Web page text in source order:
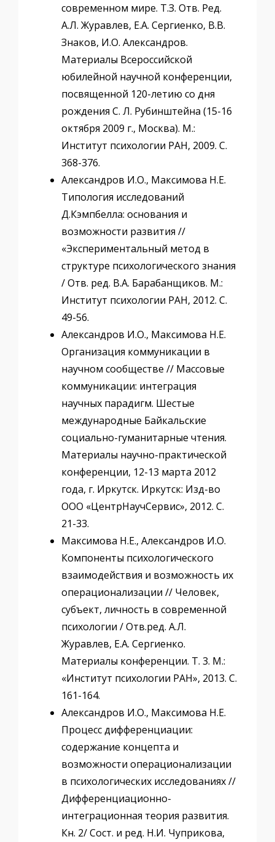
современном мире. Т.З. Отв. Ред.
А.Л. Журавлев, Е.А. Сергиенко, В.В.
Знаков, И.О. Александров.
Материалы Всероссийской
юбилейной научной конференции,
посвященной 120-летию со дня
рождения С. Л. Рубинштейна (15-16
октября 2009 г., Москва). М.:
Институт психологии РАН, 2009. С.
368-376.
Александров И.О., Максимова Н.Е.
Типология исследований
Д.Кэмпбелла: основания и
возможности развития //
«Экспериментальный метод в
структуре психологического знания
/ Отв. ред. В.А. Барабанщиков. М.:
Институт психологии РАН, 2012. С.
49-56.
Александров И.О., Максимова Н.Е.
Организация коммуникации в
научном сообществе // Массовые
коммуникации: интеграция
научных парадигм. Шестые
международные Байкальские
социально-гуманитарные чтения.
Материалы научно-практической
конференции, 12-13 марта 2012
года, г. Иркутск. Иркутск: Изд-во
ООО «ЦентрНаучСервис», 2012. С.
21-33.
Максимова Н.Е., Александров И.О.
Компоненты психологического
взаимодействия и возможность их
операционализации // Человек,
субъект, личность в современной
психологии / Отв.ред. А.Л.
Журавлев, Е.А. Сергиенко.
Материалы конференции. Т. 3. М.:
«Институт психологии РАН», 2013. С.
161-164.
Александров И.О., Максимова Н.Е.
Процесс дифференциации:
содержание концепта и
возможности операционализации
в психологических исследованиях //
Дифференциационно-
интеграционная теория развития.
Кн. 2/ Сост. и ред. Н.И. Чуприкова,